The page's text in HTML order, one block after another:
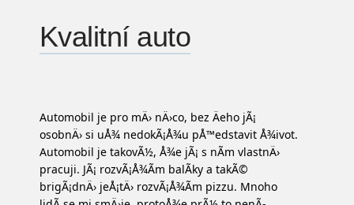
Kvalitní auto
Automobil je pro mÄ› nÄ›co, bez Äeho jÃ¡
osobnÄ› si uÅ¾ nedokÃ¡Å¾u pÅ™edstavit Å¾ivot.
Automobil je takovÃ½, Å¾e jÃ¡ s nÃ­m vlastnÄ›
pracuji. JÃ¡ rozvÃ¡Å¾Ã­m balÃ­ky a takÃ©
brigÃ¡dnÄ› jeÅ¡tÄ› rozvÃ¡Å¾Ã­m pizzu. Mnoho